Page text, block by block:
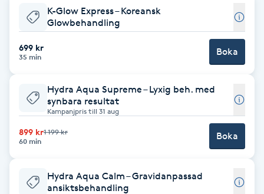
Enzympeeling
Extensions borttagning
Eyeliner-tatuering
Face framing
Faceliftmassage
K-Glow Express – Koreansk
Glowbehandling
699 kr
35 min Boka
Hydra Aqua Supreme – Lyxig beh. med
synbara resultat
Kampanjpris till 31 aug
899 kr1 199 kr
60 min
Boka
Hydra Aqua Calm – Gravidanpassad
ansiktsbehandling